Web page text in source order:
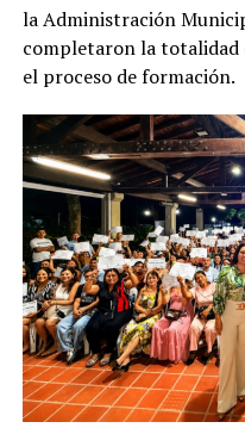
la Administración
completaron la totalidad
el proceso de formación.